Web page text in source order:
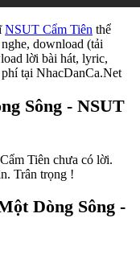
NSUT Cẩm Tiên thể
download (tải
lời bài hát, lyric,
tại NhacDanCa.Net
Sông - NSUT
Tiên chưa có lời.
Trân trọng !
Dòng Sông -